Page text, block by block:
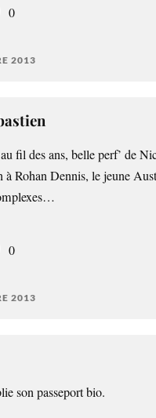
0
2013
fil des ans, belle perf’ de
à Rohan Dennis, le jeune
0
2013
son passeport bio.